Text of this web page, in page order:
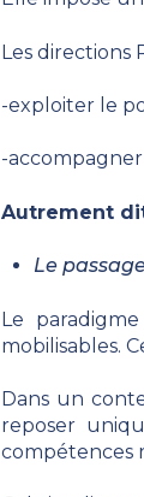
Les directions
-exploiter le
-
Autrement
Le
Le
mobilisables.
Dans un
reposer
compétences